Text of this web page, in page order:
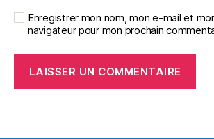
Enregistrer mon nom, mon e-mail et
navigateur pour mon prochain